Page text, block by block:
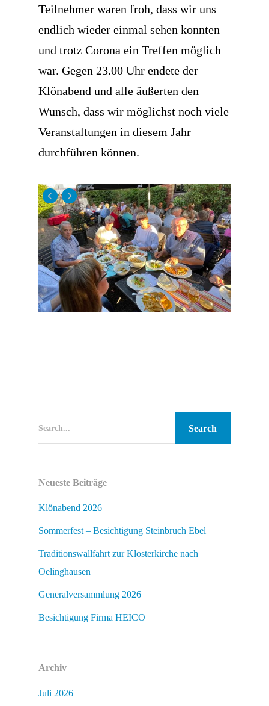
Teilnehmer waren froh, dass wir uns
endlich wieder einmal sehen konnten
und trotz Corona ein Treffen möglich
war. Gegen 23.00 Uhr endete der
Klönabend und alle äußerten den
Wunsch, dass wir möglichst noch viele
Veranstaltungen in diesem Jahr
durchführen können.
Search...
Neueste Beiträge
Klönabend 2026
Sommerfest – Besichtigung Steinbruch Ebel
Traditionswallfahrt zur Klosterkirche nach
Oelinghausen
Generalversammlung 2026
Besichtigung Firma HEICO
Archiv
Juli 2026